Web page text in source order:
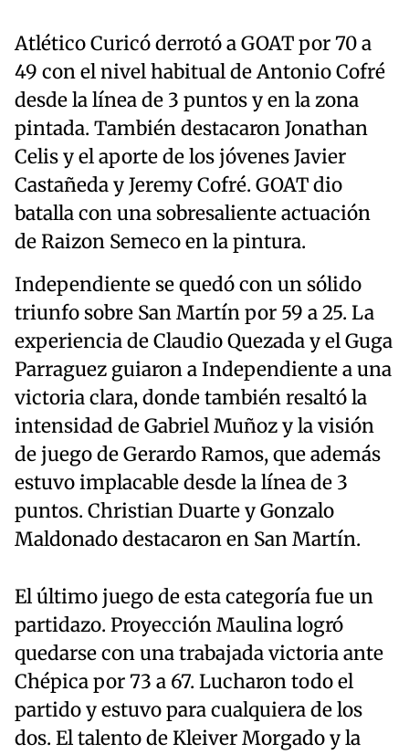
Atlético Curicó derrotó a GOAT por 70 a
49 con el nivel habitual de Antonio Cofré
desde la línea de 3 puntos y en la zona
pintada. También destacaron Jonathan
Celis y el aporte de los jóvenes Javier
Castañeda y Jeremy Cofré. GOAT dio
batalla con una sobresaliente actuación
de Raizon Semeco en la pintura.
Independiente se quedó con un sólido
triunfo sobre San Martín por 59 a 25. La
experiencia de Claudio Quezada y el Guga
Parraguez guiaron a Independiente a una
victoria clara, donde también resaltó la
intensidad de Gabriel Muñoz y la visión
de juego de Gerardo Ramos, que además
estuvo implacable desde la línea de 3
puntos. Christian Duarte y Gonzalo
Maldonado destacaron en San Martín.
El último juego de esta categoría fue un
partidazo. Proyección Maulina logró
quedarse con una trabajada victoria ante
Chépica por 73 a 67. Lucharon todo el
partido y estuvo para cualquiera de los
dos. El talento de Kleiver Morgado y la